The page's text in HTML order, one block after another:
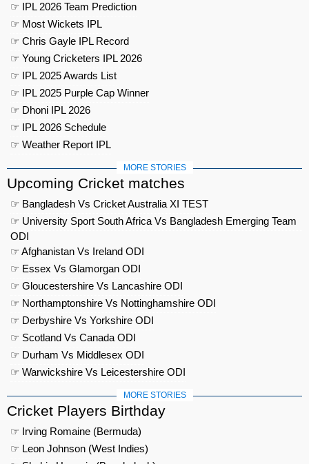
☞ IPL 2026 Team Prediction
☞ Most Wickets IPL
☞ Chris Gayle IPL Record
☞ Young Cricketers IPL 2026
☞ IPL 2025 Awards List
☞ IPL 2025 Purple Cap Winner
☞ Dhoni IPL 2026
☞ IPL 2026 Schedule
☞ Weather Report IPL
MORE STORIES
Upcoming Cricket matches
☞ Bangladesh Vs Cricket Australia XI TEST
☞ University Sport South Africa Vs Bangladesh Emerging Team
ODI
☞ Afghanistan Vs Ireland ODI
☞ Essex Vs Glamorgan ODI
☞ Gloucestershire Vs Lancashire ODI
☞ Northamptonshire Vs Nottinghamshire ODI
☞ Derbyshire Vs Yorkshire ODI
☞ Scotland Vs Canada ODI
☞ Durham Vs Middlesex ODI
☞ Warwickshire Vs Leicestershire ODI
MORE STORIES
Cricket Players Birthday
☞ Irving Romaine (Bermuda)
☞ Leon Johnson (West Indies)